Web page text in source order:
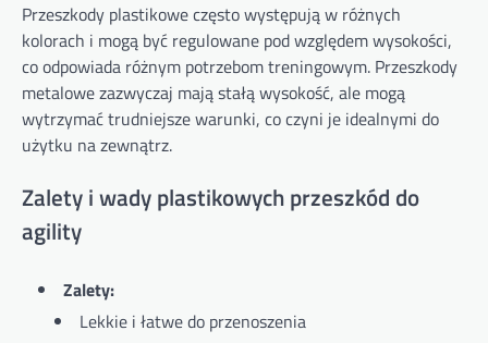
Przeszkody plastikowe często występują w różnych
kolorach i mogą być regulowane pod względem wysokości,
co odpowiada różnym potrzebom treningowym. Przeszkody
metalowe zazwyczaj mają stałą wysokość, ale mogą
wytrzymać trudniejsze warunki, co czyni je idealnymi do
użytku na zewnątrz.
Zalety i wady plastikowych przeszkód do
agility
Zalety:
Lekkie i łatwe do przenoszenia